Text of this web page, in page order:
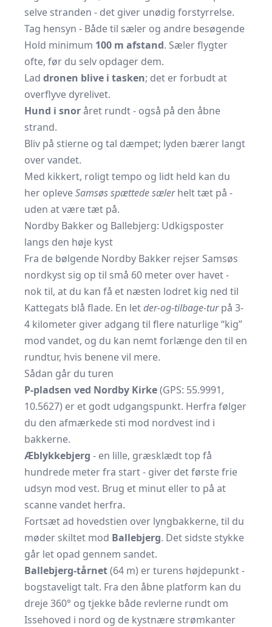
selve stranden - det giver unødig forstyrrelse.
Tag hensyn - Både til sæler og andre besøgende
Hold minimum 100 m afstand. Sæler flygter
ofte, før du selv opdager dem.
Lad drone​n blive i tasken; det er forbudt at
overflyve dyrelivet.
Hund i snoråret rundt - også på den åbne
strand.
Bliv på stierne og tal dæmpet; lyden bærer langt
over vandet.
Med kikkert, roligt tempo og lidt held kan du
her opleveSamsøs spættede sælerhelt tæt på -
uden at være tæt på.
Nordby Bakker og Ballebjerg: Udkigsposter
langs den høje kyst
Fra de bølgende Nordby Bakker rejser Samsøs
nordkyst sig op til små 60 meter over havet -
nok til, at du kan få et næsten lodret kig ned til
Kattegats blå flade. En letder-og-tilbage-turpå 3-
4 kilometer giver adgang til flere naturlige “kig”
mod vandet, og du kan nemt forlænge den til en
rundtur, hvis benene vil mere.
Sådan går du turen
P-pladsen ved Nordby Kirke(GPS: 55.9991,
10.5627) er et godt udgangspunkt. Herfra følger
du den afmærkede sti mod nordvest ind i
bakkerne.
Æblykkebjerg - en lille, græsklædt top få
hundrede meter fra start - giver det første frie
udsyn mod vest. Brug et minut eller to på at
scanne vandet herfra.
Fortsæt ad hovedstien over lyngbakkerne, til du
møder skiltet mod Ballebjerg. Det sidste stykke
går let opad gennem sandet.
Ballebjerg-tårnet(64 m) er turens højdepunkt -
bogstaveligt talt. Fra den åbne platform kan du
dreje 360° og tjekke både revlerne rundt om
Issehoved i nord og de kystnære strømkanter